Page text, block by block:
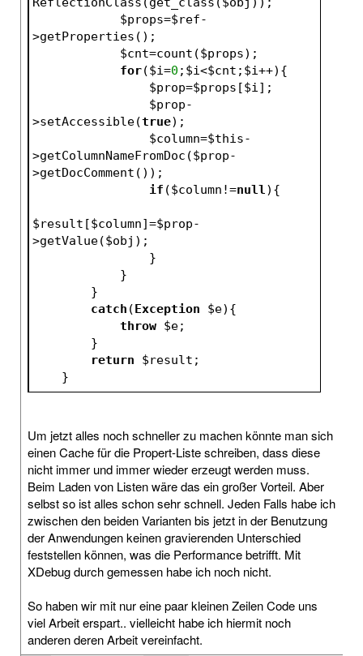
$props=$ref-
>getProperties();
$cnt=count($props);
for($i=0 ; $i<$cnt ; $i++){
$prop=$props [$i];
$prop-
>setAccessible(true);
$column=$this-
>getColumnNameFromDoc($prop-
>getDocComment());
if ($column !=null){
$result [$column]=$prop-
>getValue($obj );
                }
            }
        }
catch (Exception $e){
throw $e;
        }
return
$result ;
    }
Um jetzt alles noch schneller zu machen könnte man sich
einen Cache für die Propert-Liste schreiben, dass diese
nicht immer und immer wieder erzeugt werden muss.
Beim Laden von Listen wäre das ein großer Vorteil. Aber
selbst so ist alles schon sehr schnell. Jeden Falls habe ich
zwischen den beiden Varianten bis jetzt in der Benutzung
der Anwendungen keinen gravierenden Unterschied
feststellen können, was die Performance betrifft. Mit
XDebug durch gemessen habe ich noch nicht.
So haben wir mit nur eine paar kleinen Zeilen Code uns
viel Arbeit erspart.. vielleicht habe ich hiermit noch
anderen deren Arbeit vereinfacht.